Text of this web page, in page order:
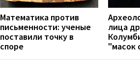
Математика против
письменности: ученые
поставили точку в
споре
лица
"масок